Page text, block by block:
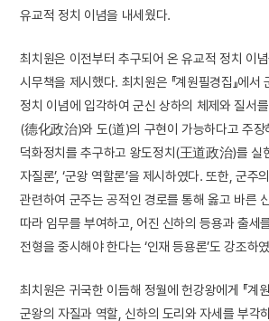
유교적 정치 이념을 내세웠다.
최치원은 이전부터 추구되어 온 유교적 정치 이
시무책을 제시했다. 최치원은 『계원필경집』에서
정치 이념에 입각하여 군신 상하의 체제와 질서
(德化政治)와 도(道)의 구현이 가능하다고 주장
덕화정치를 추구하고 왕도정치(王道政治)를 실
자질론’, ‘군왕 역할론’을 제시하였다. 또한, 군주
관련하여 군주는 공적인 경로를 통해 옳고 바른
따라 임무를 부여하고, 어진 신하의 등용과 출세
전형을 중시해야 한다는 ‘인재 등용론’도 강조하
최치원은 귀국한 이듬해 정월에 헌강왕에게 『계
군왕의 자질과 역할, 신하의 도리와 자세를 부각